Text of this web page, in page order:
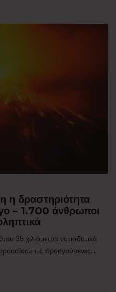
η δραστηριότητα
– 1.700 άνθρωποι
35 χιλιόμετρα νοτιοδυτικά
τις προηγούμενες...